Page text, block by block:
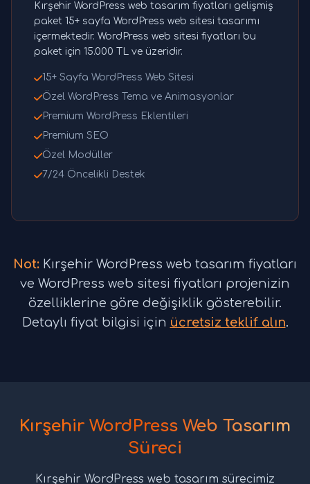
Kırşehir WordPress web tasarım fiyatları gelişmiş
paket 15+ sayfa WordPress web sitesi tasarımı
içermektedir. WordPress web sitesi fiyatları bu
paket için 15.000 TL ve üzeridir.
15+ Sayfa WordPress Web Sitesi
Özel WordPress Tema ve Animasyonlar
Premium WordPress Eklentileri
Premium SEO
Özel Modüller
7/24 Öncelikli Destek
Not: Kırşehir WordPress web tasarım fiyatları
ve WordPress web sitesi fiyatları projenizin
özelliklerine göre değişiklik gösterebilir.
Detaylı fiyat bilgisi için ücretsiz teklif alın.
Kırşehir WordPress Web Tasarım
Süreci
Kırşehir WordPress web tasarım sürecimiz